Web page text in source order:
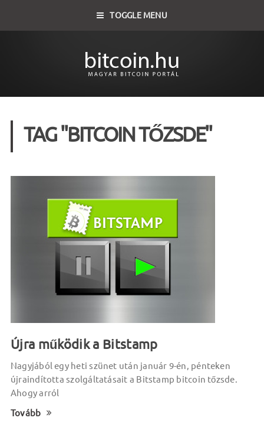
TOGGLE MENU
TAG "BITCOIN TŐZSDE"
Újra működik a Bitstamp
Nagyjából egy heti szünet után január 9-én, pénteken
újraindította szolgáltatásait a Bitstamp bitcoin tőzsde.
Ahogy arról
Tovább